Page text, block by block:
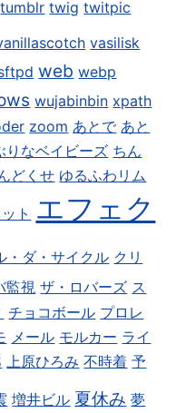
tumblr twig twitpic
vasilisk
web webp
wujabinbin xpath
zoom あとで あと
りなベイビーズ ちん
どくせ ゆるふわリム
ト エフェク
・ダ・サイクル クリ
監視 ザ・ロバーズ ス
チョコボール プロレ
メール モルカー ライ
上原ひろみ 不時着 予
増井ビル 夏休み 夢